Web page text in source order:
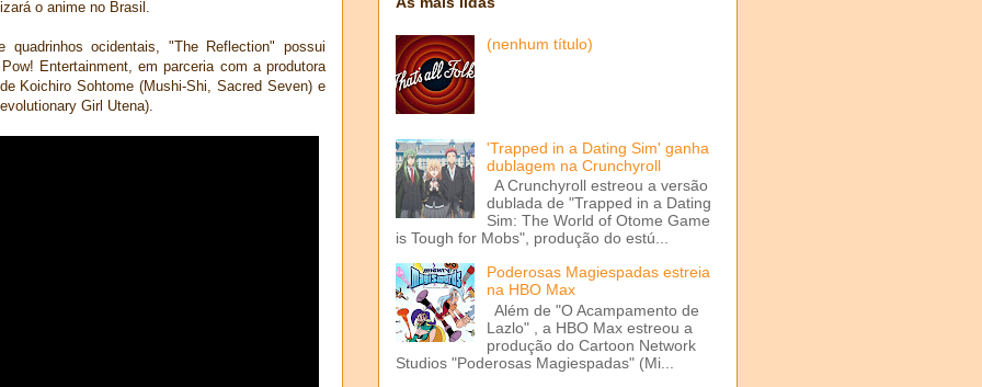
o anime no Brasil.
quadrinhos ocidentais, "The Reflection" possui
Entertainment, em parceria com a produtora
Koichiro Sohtome (Mushi-Shi, Sacred Seven) e
Girl Utena).
(nenhum título)
'Trapped in a Dating Sim' ganha
dublagem na Crunchyroll
A Crunchyroll estreou a versão
dublada de "Trapped in a Dating
Sim: The World of Otome Game
is Tough for Mobs", produção do estú...
Poderosas Magiespadas estreia
na HBO Max
Além de "O Acampamento de
Lazlo" , a HBO Max estreou a
produção do Cartoon Network
Studios "Poderosas Magiespadas" (Mi...